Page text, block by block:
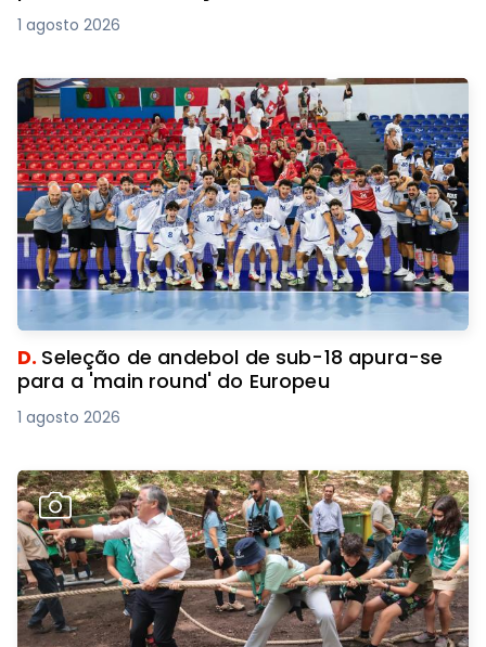
1 agosto 2026
D. Seleção de andebol de sub-18 apura-se
para a 'main round' do Europeu
1 agosto 2026